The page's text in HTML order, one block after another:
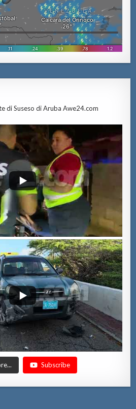
di Suseso di Aruba Awe24.com
Subscribe